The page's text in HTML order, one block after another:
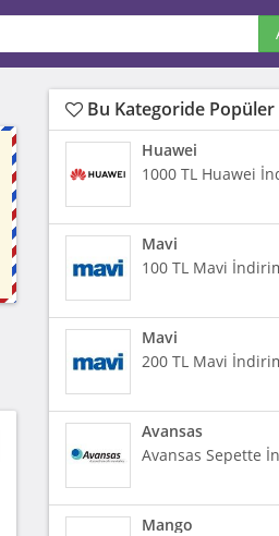
Bu Kategoride Popüler
Huawei
1000 TL Huawei
Mavi
100 TL Mavi
Mavi
200 TL Mavi
Avansas
Avansas Sepette
Mango